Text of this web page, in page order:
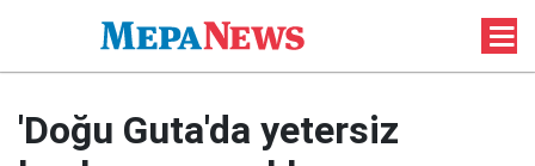
'Doğu Guta'da yetersiz